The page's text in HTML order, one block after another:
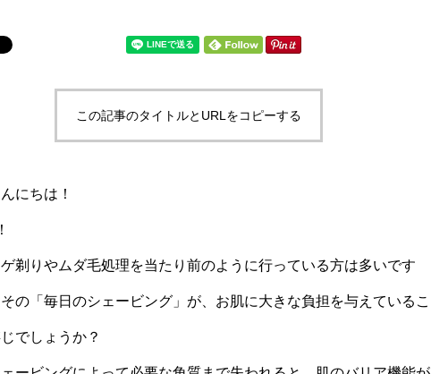
この記事のタイトルとURLをコピーする
にちは！
剃りやムダ毛処理を当たり前のように行っている方は多いです
の「毎日のシェービング」が、お肌に大きな負担を与えているこ
でしょうか？